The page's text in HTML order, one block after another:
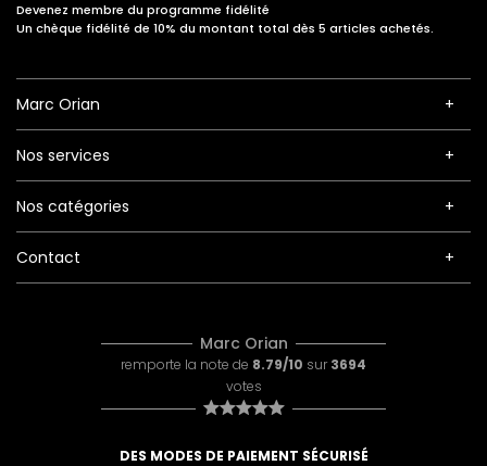
Devenez membre du programme fidélité
Un chèque fidélité de 10% du montant total dès 5 articles achetés.
Marc Orian
Nos services
Nos catégories
Contact
Marc Orian
remporte la note de 8.79/10 sur 3694
votes
DES MODES DE PAIEMENT SÉCURISÉ